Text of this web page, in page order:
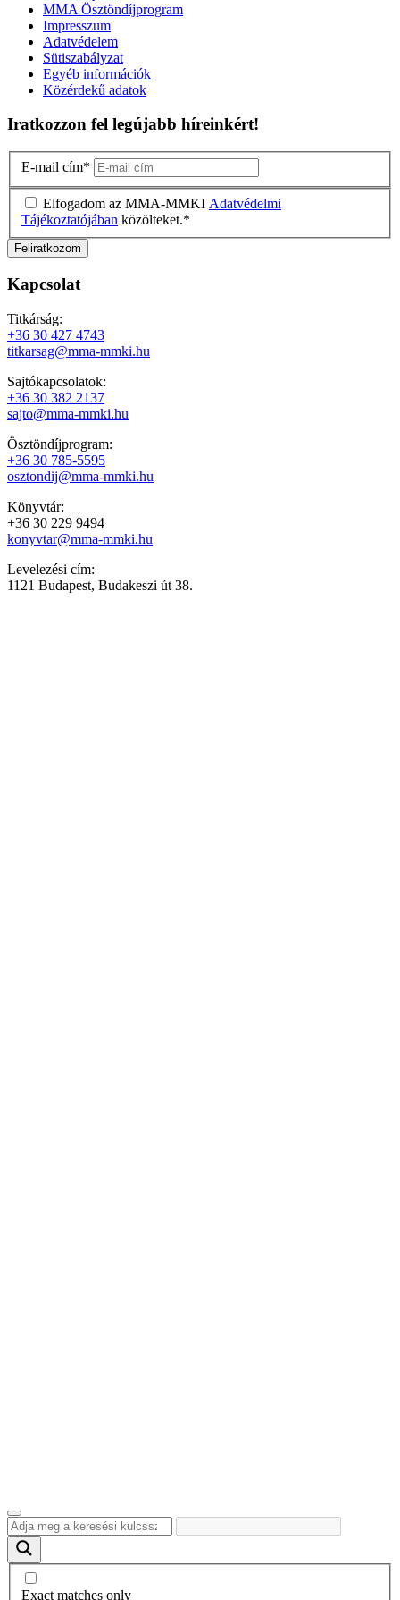
MMA Ösztöndíjprogram
Impresszum
Adatvédelem
Sütiszabályzat
Egyéb információk
Közérdekű adatok
Iratkozzon fel legújabb híreinkért!
E-mail cím*
Elfogadom az MMA-MMKI Adatvédelmi
Tájékoztatójában közölteket.*
Kapcsolat
Titkárság:
+36 30 427 4743
titkarsag@mma-mmki.hu
Sajtókapcsolatok:
+36 30 382 2137
sajto@mma-mmki.hu
Ösztöndíjprogram:
+36 30 785-5595
osztondij@mma-mmki.hu
Könyvtár:
+36 30 229 9494
konyvtar@mma-mmki.hu
Levelezési cím:
1121 Budapest, Budakeszi út 38.
Exact matches only